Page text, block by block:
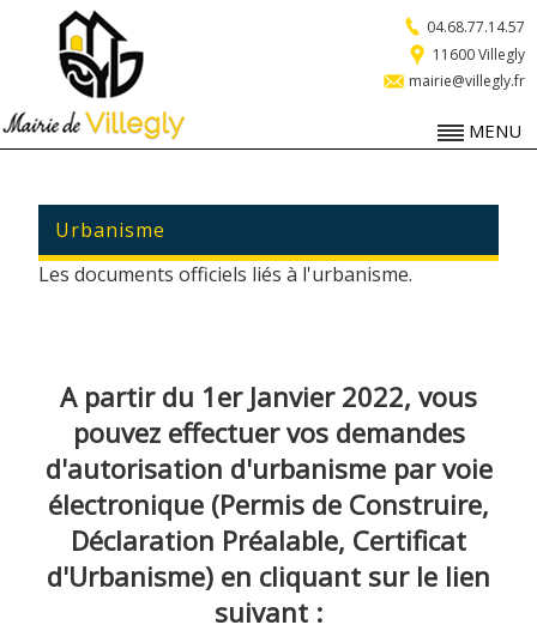
11600 Villegly
04.68.77.14.57
mairie@villegly.fr
MENU
Urbanisme
Les documents officiels liés à l'urbanisme.
A partir du 1er Janvier 2022, vous
pouvez effectuer vos demandes
d'autorisation d'urbanisme par voie
électronique (Permis de Construire,
Déclaration Préalable, Certificat
d'Urbanisme) en cliquant sur le lien
suivant :